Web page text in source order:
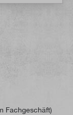
Fachgeschäft)